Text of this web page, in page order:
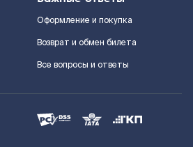
Оформление и покупка
Возврат и обмен билета
Все вопросы и ответы